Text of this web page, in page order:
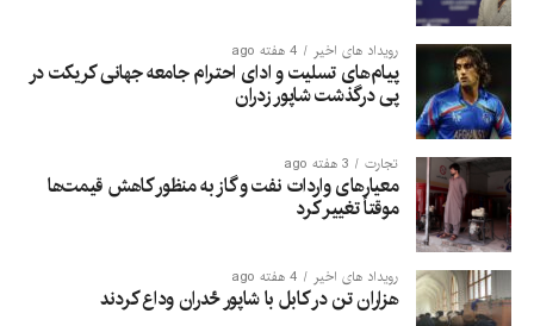
رویداد های اخیر 4 هفته ago
پیام‌های تسلیت و ادای احترام جامعه جهانی کریکت در
پی درگذشت شاپور زدران
تجارت 3 هفته ago
معیارهای واردات نفت و گاز به منظور کاهش قیمت‌ها
موقتاً تغییر کرد
رویداد های اخیر 4 هفته ago
هزاران تن در کابل با شاپور ځدران وداع کردند